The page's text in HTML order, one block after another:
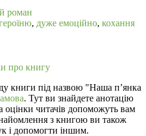
роман
, дуже емоційно, кохання
про книгу
книги під назвою "Наша п’янка
. Тут ви знайдете анотацію
оцінки читачів допоможуть вам
з книгою ви також
і допомогти іншим.